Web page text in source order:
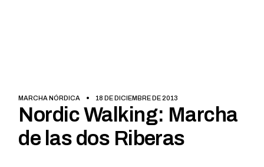
MARCHA NÓRDICA 18 DE DICIEMBRE DE 2013
Nordic Walking: Marcha
de las dos Riberas